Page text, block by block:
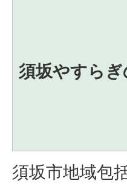
須坂やすらぎ
須坂市地域包